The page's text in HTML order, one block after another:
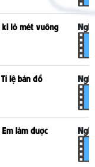
ki lô mét vuông
lệ bản đồ
làm được